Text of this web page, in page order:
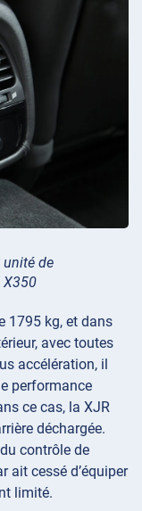
de
X350
1795 kg, et dans
avec toutes
accélération, il
performance
ce cas, la XJR
déchargée.
contrôle de
ait cessé d’équiper
limité.